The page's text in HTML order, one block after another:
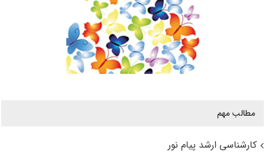
مطالب مهم
کارشناسی ارشد پیام نور